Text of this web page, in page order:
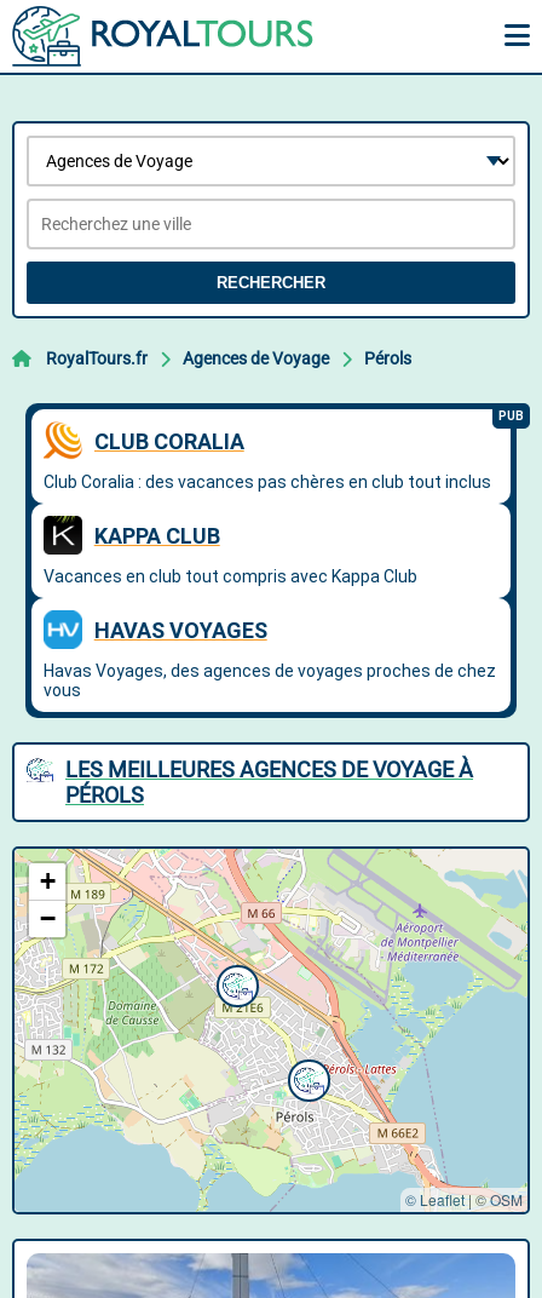
RECHERCHER
RoyalTours.fr Agences de Voyage Pérols
LES MEILLEURES AGENCES DE VOYAGE À
PÉROLS
+
−
© Leaflet|©OSM